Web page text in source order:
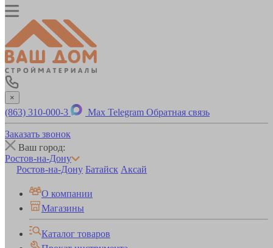
×
(863) 310-000-3 Max Telegram Обратная связь
Заказать звонок
Ваш город:
Ростов-на-Дону
Ростов-на-Дону Батайск Аксай
О компании
Магазины
Каталог товаров